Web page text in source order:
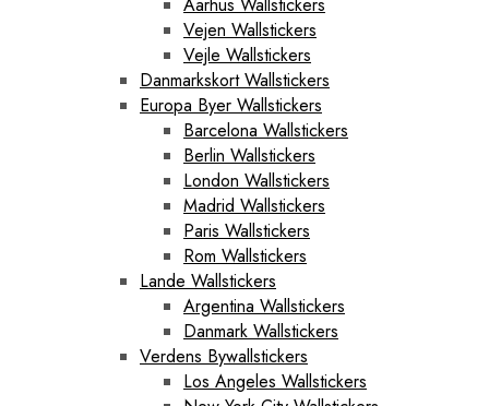
Vejen Wallstickers
Vejle Wallstickers
Danmarkskort Wallstickers
Europa Byer Wallstickers
Barcelona Wallstickers
Berlin Wallstickers
London Wallstickers
Madrid Wallstickers
Paris Wallstickers
Rom Wallstickers
Lande Wallstickers
Argentina Wallstickers
Danmark Wallstickers
Verdens Bywallstickers
Los Angeles Wallstickers